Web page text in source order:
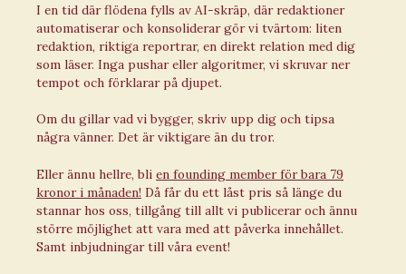
I en tid där flödena fylls av AI-skräp, där redaktioner
automatiserar och konsoliderar gör vi tvärtom: liten
redaktion, riktiga reportrar, en direkt relation med dig
som läser. Inga pushar eller algoritmer, vi skruvar ner
tempot och förklarar på djupet.
Om du gillar vad vi bygger, skriv upp dig och tipsa
några vänner. Det är viktigare än du tror.
Eller ännu hellre, bli en founding member för bara 79
kronor i månaden! Då får du ett låst pris så länge du
stannar hos oss, tillgång till allt vi publicerar och ännu
större möjlighet att vara med att påverka innehållet.
Samt inbjudningar till våra event!